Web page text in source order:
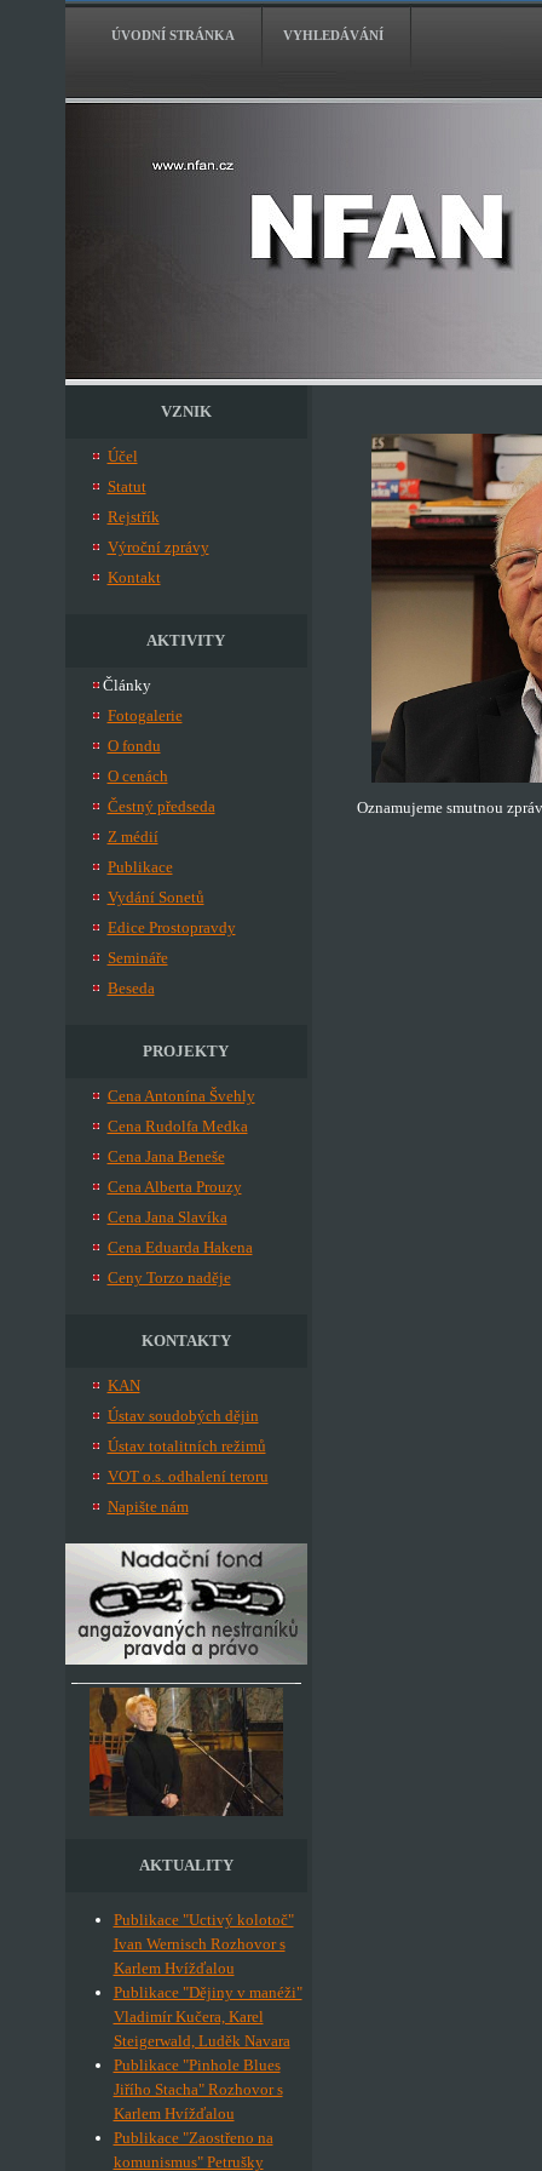
ÚVODNÍ STRÁNKA VYHLEDÁVÁNÍ
VZNIK
Účel
Statut
Rejstřík
Výroční zprávy
Kontakt
AKTIVITY
Články
Fotogalerie
O fondu
O cenách
Čestný předseda
Z médií
Publikace
Vydání Sonetů
Edice Prostopravdy
Semináře
Beseda
PROJEKTY
Cena Antonína Švehly
Cena Rudolfa Medka
Cena Jana Beneše
Cena Alberta Prouzy
Cena Jana Slavíka
Cena Eduarda Hakena
Ceny Torzo naděje
KONTAKTY
KAN
Ústav soudobých dějin
Ústav totalitních režimů
VOT o.s. odhalení teroru
Napište nám
AKTUALITY
Publikace "Uctivý kolotoč"
Ivan Wernisch Rozhovor s
Karlem Hvížďalou
Publikace "Dějiny v manéži"
Vladimír Kučera, Karel
Steigerwald, Luděk Navara
Publikace "Pinhole Blues
Jiřího Stacha" Rozhovor s
Karlem Hvížďalou
Publikace "Zaostřeno na
komunismus" Petrušky
Oznamujeme smutnou